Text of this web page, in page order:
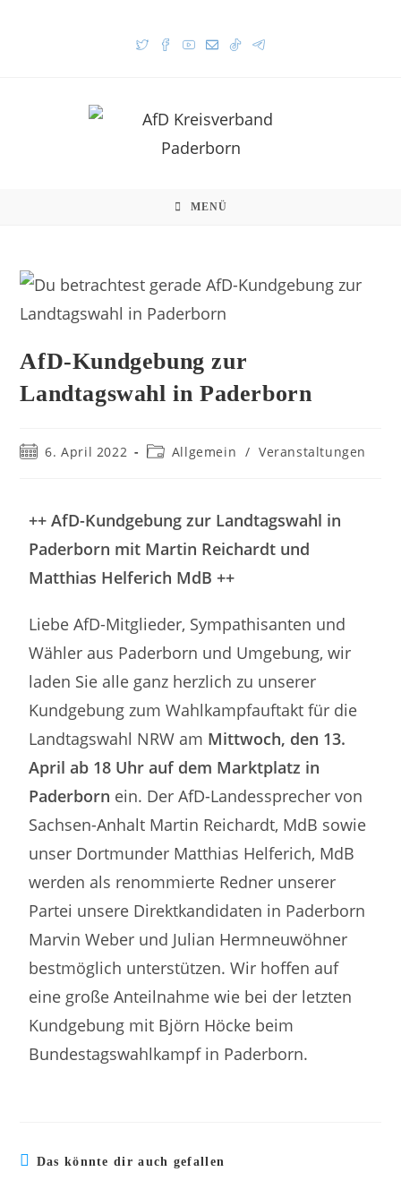
MENÜ
AfD-Kundgebung zur
Landtagswahl in Paderborn
6. April 2022 Allgemein / Veranstaltungen
++ AfD-Kundgebung zur Landtagswahl in
Paderborn mit Martin Reichardt und
Matthias Helferich MdB ++
Liebe AfD-Mitglieder, Sympathisanten und
Wähler aus Paderborn und Umgebung, wir
laden Sie alle ganz herzlich zu unserer
Kundgebung zum Wahlkampfauftakt für die
Landtagswahl NRW am Mittwoch, den 13.
April ab 18 Uhr auf dem Marktplatz in
Paderborn ein. Der AfD-Landessprecher von
Sachsen-Anhalt Martin Reichardt, MdB sowie
unser Dortmunder Matthias Helferich, MdB
werden als renommierte Redner unserer
Partei unsere Direktkandidaten in Paderborn
Marvin Weber und Julian Hermneuwöhner
bestmöglich unterstützen. Wir hoffen auf
eine große Anteilnahme wie bei der letzten
Kundgebung mit Björn Höcke beim
Bundestagswahlkampf in Paderborn.
Das könnte dir auch gefallen